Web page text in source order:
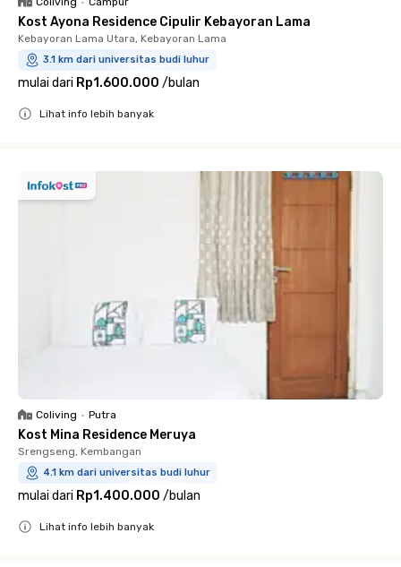
Kost Ayona Residence Cipulir Kebayoran Lama
Kebayoran Lama Utara, Kebayoran Lama
3.1 km dari universitas budi luhur
mulai dari Rp1.600.000 /bulan
Lihat info lebih banyak
Coliving • Putra
Kost Mina Residence Meruya
Srengseng, Kembangan
4.1 km dari universitas budi luhur
mulai dari Rp1.400.000 /bulan
Lihat info lebih banyak